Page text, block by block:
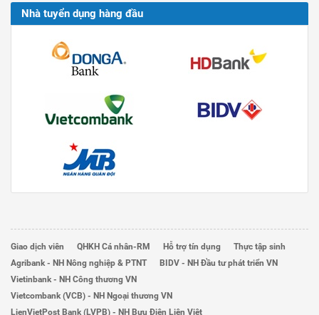
Nhà tuyển dụng hàng đầu
Giao dịch viên QHKH Cá nhân-RM Hỗ trợ tín dụng
Thực tập sinh
Agribank - NH Nông nghiệp & PTNT
BIDV - NH Đầu tư phát triển VN
Vietinbank - NH Công thương VN
Vietcombank (VCB) - NH Ngoại thương VN
LienVietPost Bank (LVPB) - NH Bưu Điện Liên Việt